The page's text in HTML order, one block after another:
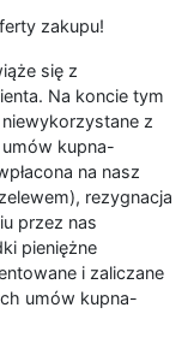
zakupu!
się z
Na koncie tym
z
kupna-
na nasz
rezygnacja
przez nas
pieniężne
i zaliczane
umów kupna-